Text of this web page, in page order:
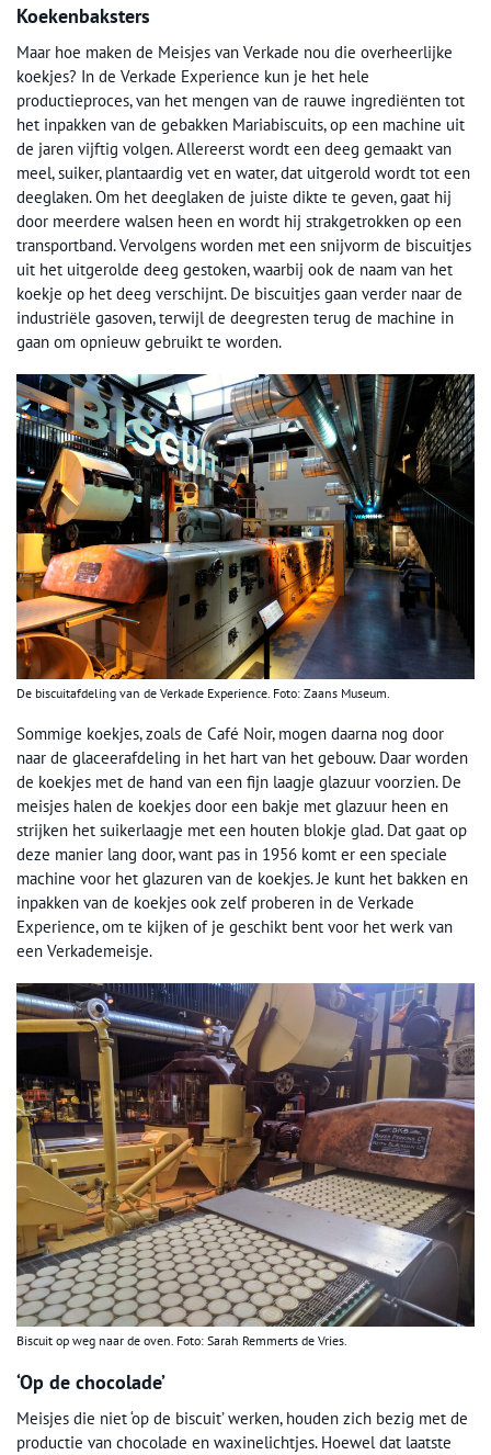
Koekenbaksters
Maar hoe maken de Meisjes van Verkade nou die overheerlijke
koekjes? In de Verkade Experience kun je het hele
productieproces, van het mengen van de rauwe ingrediënten tot
het inpakken van de gebakken Mariabiscuits, op een machine uit
de jaren vijftig volgen. Allereerst wordt een deeg gemaakt van
meel, suiker, plantaardig vet en water, dat uitgerold wordt tot een
deeglaken. Om het deeglaken de juiste dikte te geven, gaat hij
door meerdere walsen heen en wordt hij strakgetrokken op een
transportband. Vervolgens worden met een snijvorm de biscuitjes
uit het uitgerolde deeg gestoken, waarbij ook de naam van het
koekje op het deeg verschijnt. De biscuitjes gaan verder naar de
industriële gasoven, terwijl de deegresten terug de machine in
gaan om opnieuw gebruikt te worden.
De biscuitafdeling van de Verkade Experience. Foto: Zaans Museum.
Sommige koekjes, zoals de Café Noir, mogen daarna nog door
naar de glaceerafdeling in het hart van het gebouw. Daar worden
de koekjes met de hand van een fijn laagje glazuur voorzien. De
meisjes halen de koekjes door een bakje met glazuur heen en
strijken het suikerlaagje met een houten blokje glad. Dat gaat op
deze manier lang door, want pas in 1956 komt er een speciale
machine voor het glazuren van de koekjes. Je kunt het bakken en
inpakken van de koekjes ook zelf proberen in de Verkade
Experience, om te kijken of je geschikt bent voor het werk van
een Verkademeisje.
Biscuit op weg naar de oven. Foto: Sarah Remmerts de Vries.
‘Op de chocolade’
Meisjes die niet ‘op de biscuit’ werken, houden zich bezig met de
productie van chocolade en waxinelichtjes. Hoewel dat laatste